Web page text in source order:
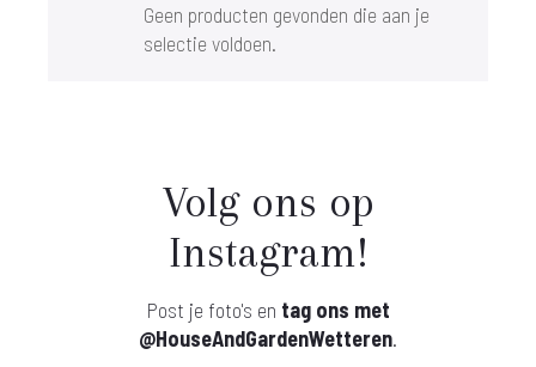
Geen producten gevonden die aan je
selectie voldoen.
Volg ons op
Instagram!
Post je foto's en tag ons met
@HouseAndGardenWetteren.